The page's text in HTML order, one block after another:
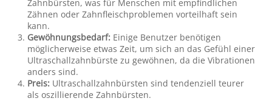
Zahnbürsten, was für Menschen mit empfindlichen
Zähnen oder Zahnfleischproblemen vorteilhaft sein
kann.
Gewöhnungsbedarf: Einige Benutzer benötigen
möglicherweise etwas Zeit, um sich an das Gefühl einer
Ultraschallzahnbürste zu gewöhnen, da die Vibrationen
anders sind.
Preis: Ultraschallzahnbürsten sind tendenziell teurer
als oszillierende Zahnbürsten.